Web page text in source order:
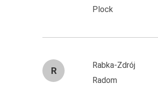
Plock
R
Rabka-Zdrój
Radom